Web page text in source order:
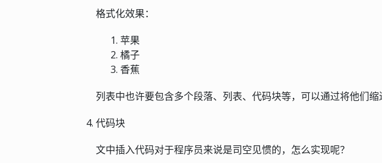
格式化效果：
苹果
橘子
香蕉
列表中也许要包含多个段落、列表、代码块等，可以通过将他们缩
代码块
文中插入代码对于程序员来说是司空见惯的，怎么实现呢？